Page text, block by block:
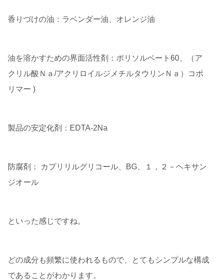
香りづけの油：ラベンダー油、オレンジ油
油を溶かすための界面活性剤：ポリソルベート60、（ア
クリル酸Ｎａ/アクリロイルジメチルタウリンＮａ）コポ
リマー )
製品の安定化剤：EDTA-2Na
防腐剤： カプリリルグリコール、BG、１，２－ヘキサン
ジオール
といった感じですね。
どの成分も頻繁に使われるもので、とてもシンプルな構成
であることがわかります。